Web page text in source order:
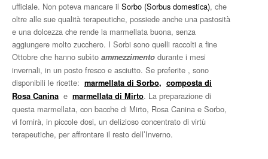
ufficiale. Non poteva mancare il Sorbo (Sorbus domestica), che
oltre alle sue qualità terapeutiche, possiede anche una pastosità
e una dolcezza che rende la marmellata buona, senza
aggiungere molto zucchero. I Sorbi sono quelli raccolti a fine
Ottobre che hanno subìto ammezzimento durante i mesi
invernali, in un posto fresco e asciutto. Se preferite , sono
disponibili le ricette: marmellata di Sorbo, composta di
Rosa Canina e marmellata di Mirto. La preparazione di
questa marmellata, con bacche di Mirto, Rosa Canina e Sorbo,
vi fornirà, in piccole dosi, un delizioso concentrato di virtù
terapeutiche, per affrontare il resto dell’Inverno.